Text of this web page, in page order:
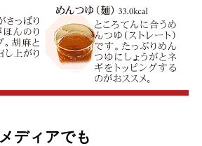
メディアでも